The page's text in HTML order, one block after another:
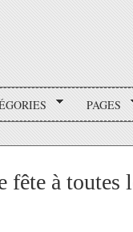
PAGES
à toutes